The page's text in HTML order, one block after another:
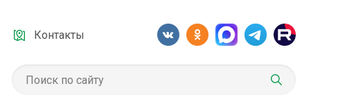
Контакты